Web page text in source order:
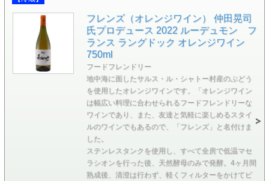
フレンズ（オレンジワイン） 仲田晃司
氏プロデュース 2022 ルーデュモン フ
ランス ラングドック オレンジワイン
750ml
フードフレンドリー
地中海に面したサルス・ル・シャトー村産のぶどう
を使用したオレンジワインです。「オレンジワイン
は幅広い料理に合わせられるフードフレンドリーな
ワインであり、また、友達と気軽に楽しめるスタイ
ルのワインでもあるので、「フレンズ」と名付けま
した。
ステンレスタンクを使用し、すべて全房で低温マセ
ラシオンを行った後、天然酵母のみで発酵。4ヶ月間
熟成後、清澄は行わず、軽くフィルターをかけてビ